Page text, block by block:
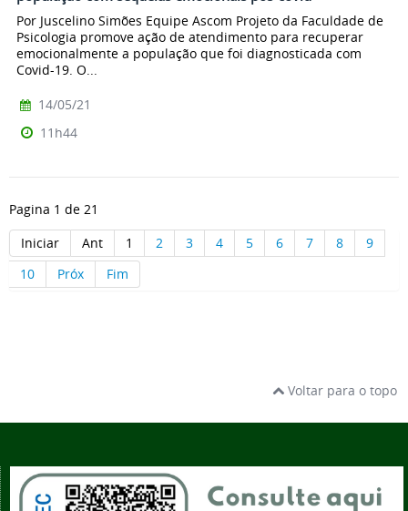
Por Juscelino Simões Equipe Ascom Projeto da Faculdade de
Psicologia promove ação de atendimento para recuperar
emocionalmente a população que foi diagnosticada com
Covid-19. O...
14/05/21
11h44
Pagina 1 de 21
Iniciar
Ant 1 2 3 4 5 6 7 8
9
10
Próx Fim
Voltar para o topo